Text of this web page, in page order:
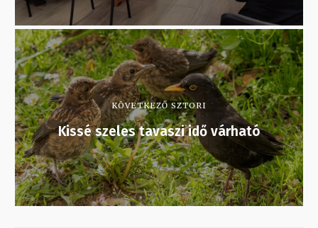
KÖVETKEZŐ SZTORI
Kissé szeles tavaszi idő várható